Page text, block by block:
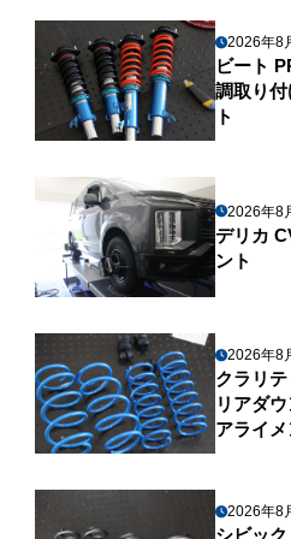
2026年8
ビート
調取り
ト
2026年8
デリカ
ント
2026年8
クラリ
リアダ
アライメ
2026年8